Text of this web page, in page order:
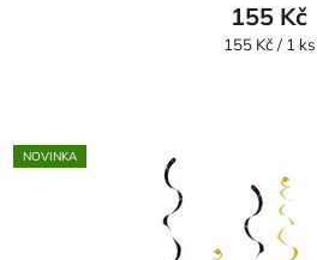
155 Kč
Měrná
155 Kč / 1 ks
NOVINKA